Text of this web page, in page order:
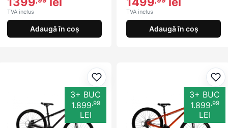
TVA inclus
Adaugă în coș
TVA inclus
Adaugă în coș
Adaugă la favorite
3+ BUC
1.899,99
LEI
3+ BUC
1.899,99
LEI